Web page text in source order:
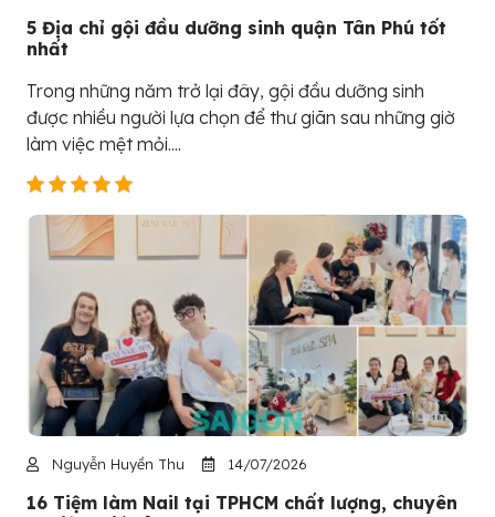
5 Địa chỉ gội đầu dưỡng sinh quận Tân Phú tốt
nhất
Trong những năm trở lại đây, gội đầu dưỡng sinh
được nhiều người lựa chọn để thư giãn sau những giờ
làm việc mệt mỏi....
Nguyễn Huyền Thu 14/07/2026
16 Tiệm làm Nail tại TPHCM chất lượng, chuyên